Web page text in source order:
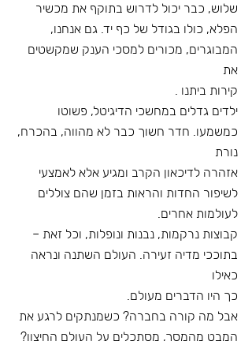
שלוש, כבר יכול לדרוש בתוקף את מכשיר
הפלא, כולו בגודל של כף יד. גם אנחנו,
המבוגרים, מכורים למסכי הענק שמקשטים
את
קירות ביתנו .
ילדים גדלים במחשכי הדיגיטל, פשוטו
כמשמעו. חדר חשוך כבר לא מהווה, בהכרח,
נורת
אזהרה לדיכאון הקרב ומגיע אלא לאמצעי
לשיפור החדות והראות בזמן שהם צוללים
לעולמות אחרים.
קבוצות נרקמות, נבנות ונופלות, וכל זאת –
בתוככי מדיה זעירה. העולם השתנה ונראה
כאילו
כך היו הדברים מעולם.
אבל מה קורה בחברה? כשמנתקים לרגע את
המבט מהמסך, מסתכלים על העולם החיצון?